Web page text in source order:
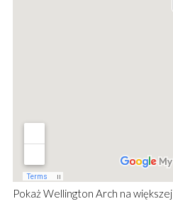
Pokaż Wellington Arch na